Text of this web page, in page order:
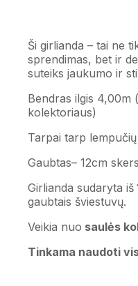
Ši girlianda – tai ne
sprendimas, bet ir
suteiks jaukumo ir
Bendras ilgis 4,00m
kolektoriaus)
Tarpai tarp lempučių
Gaubtas– 12cm
Girlianda sudaryta iš
gaubtais šviestuvų.
Veikia nuo saulės
Tinkama naudoti